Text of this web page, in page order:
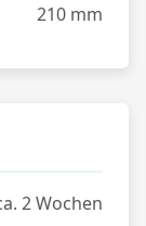
210 mm
2 Wochen